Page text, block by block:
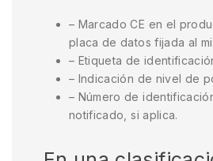
– Marcado CE en el
placa de datos fijada al
– Etiqueta de
– Indicación de nivel de
– Número de
notificado, si aplica.